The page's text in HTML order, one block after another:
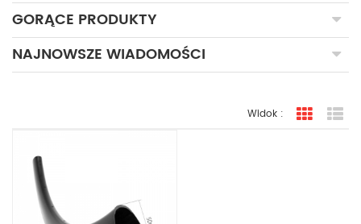
GORĄCE PRODUKTY
NAJNOWSZE WIADOMOŚCI
Widok : widok